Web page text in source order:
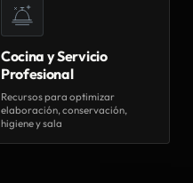
Cocina y Servicio
Profesional
Recursos para optimizar
elaboración, conservación,
higiene y sala